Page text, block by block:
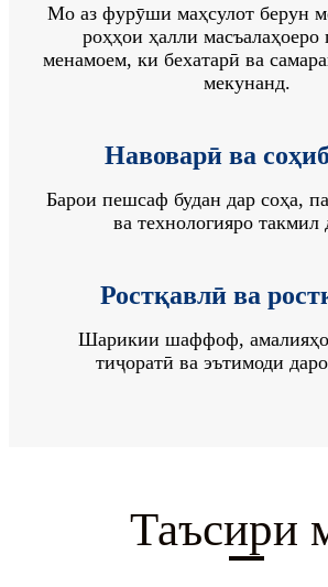
Мо аз фурӯши маҳсулот берун
роҳҳои ҳалли
менамоем, ки бехатарӣ ва
мекунанд.
Навоварӣ ва
Барои пешсаф будан дар соҳа,
ва технологияро такмил
Ростқавлӣ ва
Шарикии шаффоф,
тиҷоратӣ ва эътимоди
Таъсири